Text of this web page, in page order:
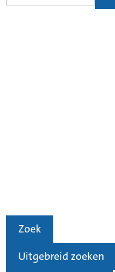
Zoek
Uitgebreid zoeken